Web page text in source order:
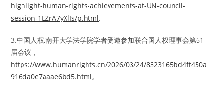
highlight-human-rights-achievements-at-UN-council-
session-1LZrA7yXlIs/p.html.
3.中国人权,南开大学法学院学者受邀参加联合国人权理事会第61
届会议，
https://www.humanrights.cn/2026/03/24/8323165bd4ff450a
916da0e7aaae6bd5.html。